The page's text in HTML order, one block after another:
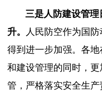
三是人防建设管
升。
人民防空作为国
得到进一步加强。各
和建设管理的同时，
管，严格落实安全生